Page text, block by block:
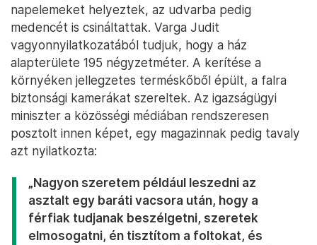
napelemeket helyeztek, az udvarba pedig
medencét is csináltattak. Varga Judit
vagyonnyilatkozatából tudjuk, hogy a ház
alapterülete 195 négyzetméter. A kerítése a
környéken jellegzetes terméskőből épült, a falra
biztonsági kamerákat szereltek. Az igazságügyi
miniszter a közösségi médiában rendszeresen
posztolt innen képet, egy magazinnak pedig tavaly
azt nyilatkozta:
„Nagyon szeretem például leszedni az
asztalt egy baráti vacsora után, hogy a
férfiak tudjanak beszélgetni, szeretek
elmosogatni, én tisztítom a foltokat, és